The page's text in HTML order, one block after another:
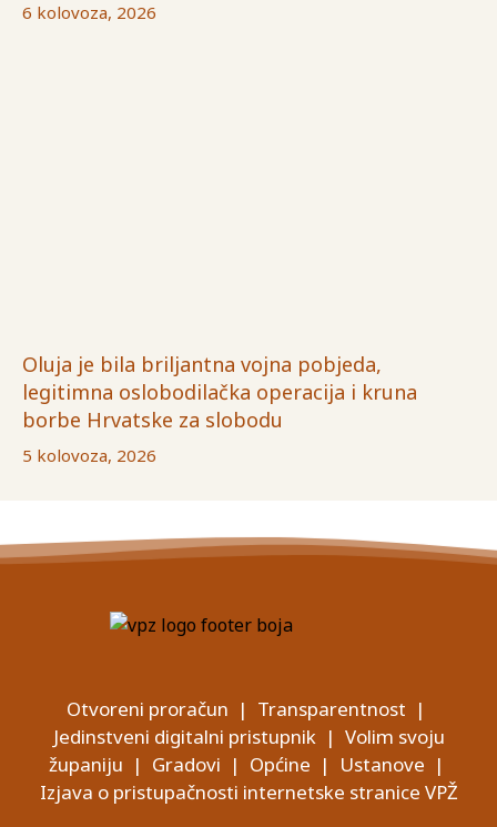
6 kolovoza, 2026
Oluja je bila briljantna vojna pobjeda,
legitimna oslobodilačka operacija i kruna
borbe Hrvatske za slobodu
5 kolovoza, 2026
Otvoreni proračun | Transparentnost |
Jedinstveni digitalni pristupnik| Volim svoju
županiju | Gradovi | Općine | Ustanove |
Izjava o pristupačnosti internetske stranice VPŽ